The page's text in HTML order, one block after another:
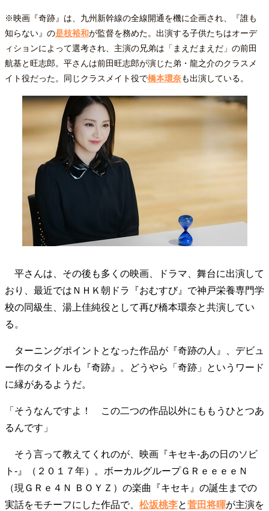
40代からの景色 50代のリアル
美しさの哲学
パートナーとの歩み方
親になるということ
熱狂できるもの
一生モノの愛用品
私を彩るエッセンス
60代のネクストステージ
70代のグランドデザイン
社会・カルチャー・マネー
地域とつながる/お金との付き合い方
※映画『奇跡』は、九州新幹線の全線開通を機に企画され、『誰も
知らない』の是枝裕和が監督を務めた。出演する子供たちはオーデ
ィションによって選考され、主演の兄弟は「まえだまえだ」の前田
航基と旺志郎。平さんは前田旺志郎が演じた弟・龍之介のクラスメ
イト役だった。同じクラスメイト役で橋本環奈も出演している。
平さんは、その後も多くの映画、ドラマ、舞台に出演して
おり、最近ではＮＨＫ朝ドラ『おむすび』で神戸栄養専門学
校の同級生、湯上佳純役として再び橋本環奈と共演してい
る。
ターニングポイントとなった作品が『奇跡の人』、デビュ
ー作のタイトルも『奇跡』。どうやら「奇跡」というワード
に縁があるようだ。
「そうなんですよ！ この二つの作品以外にももうひとつあ
るんです」
そう言って教えてくれのが、映画『キセキ‐あの日のソビ
ト‐』（２０１７年）。ボーカルグループＧＲｅｅｅｅＮ
（現ＧＲｅ４Ｎ ＢＯＹＺ）の楽曲『キセキ』の誕生までの
実話をモチーフにした作品で、 松坂桃李と菅田将暉が主演を